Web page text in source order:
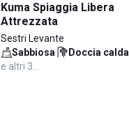
Kuma Spiaggia Libera
Attrezzata
Sestri Levante
Sabbiosa· Doccia calda
e altri 3…